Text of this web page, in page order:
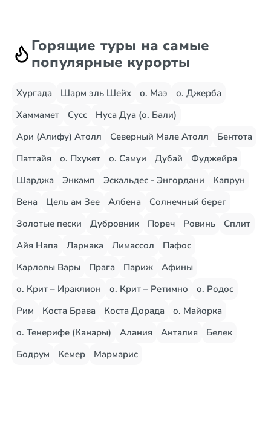
Горящие туры на самые
популярные курорты
Хургада Шарм эль Шейх о. Маэ
о. Джерба
Хаммамет
Сусс
Нуса Дуа (о. Бали)
Ари (Алифу) Атолл
Северный Мале Атолл
Бентота
Паттайя
о. Пхукет о. Самуи Дубай
Фуджейра
Шарджа
Энкамп Эскальдес - Энгордани
Капрун
Вена
Цель ам Зее Албена
Солнечный берег
Золотые пески
Дубровник Пореч Ровинь
Сплит
Айя Напа
Ларнака Лимассол
Пафос
Карловы Вары
Прага Париж
Афины
о. Крит – Ираклион
о. Крит – Ретимно
о. Родос
Рим
Коста Брава Коста Дорада
о. Майорка
о. Тенерифе (Канары)
Алания Анталия
Белек
Бодрум
Кемер Мармарис